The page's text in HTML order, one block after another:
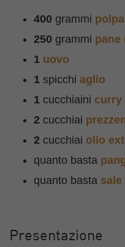
400 grammi
250 grammi pane
1 uovo
1 spicchi aglio
1 cucchiaini curry
2 cucchiai
2 cucchiai olio
quanto basta
quanto basta sale
Presentazione